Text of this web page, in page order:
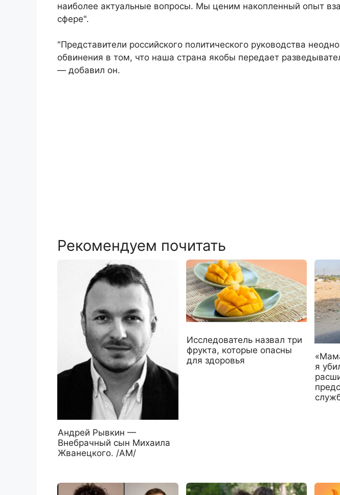
наиболее актуальные вопросы. Мы ценим накопленный опыт
сфере".
"Представители российского политического руководства
обвинения в том, что наша страна якобы передает
— добавил он.
Рекомендуем почитать
Андрей Рывкин —
Внебрачный сын Михаила
Жванецкого. /АМ/
Исследователь назвал три
фрукта, которые опасны
для здоровья
я